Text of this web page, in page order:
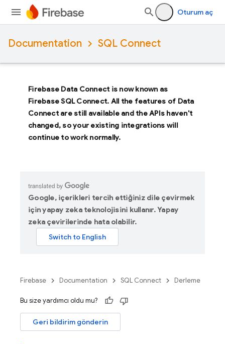
Oturum aç
Documentation SQL Connect
Firebase Data Connectis now known as
Firebase SQL Connect. All the features of Data
Connectare still available and the APIs haven't
changed, so your existing integrations will
continue to work normally.
Google, içerikleri tercih ettiğiniz dile çevirmek
için yapay zeka teknolojisini kullanır. Yapay
zeka çevirilerinde hata olabilir.
Firebase Documentation SQL Connect Derleme
Bu size yardımcı oldu mu?
Geri bildirim gönderin